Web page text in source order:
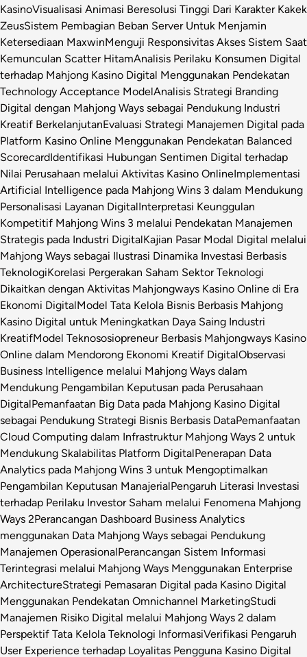
KasinoVisualisasi Animasi Beresolusi Tinggi Dari Karakter Kakek
ZeusSistem Pembagian Beban Server Untuk Menjamin
Ketersediaan MaxwinMenguji Responsivitas Akses Sistem Saat
Kemunculan Scatter HitamAnalisis Perilaku Konsumen Digital
terhadap Mahjong Kasino Digital Menggunakan Pendekatan
Technology Acceptance ModelAnalisis Strategi Branding
Digital dengan Mahjong Ways sebagai Pendukung Industri
Kreatif BerkelanjutanEvaluasi Strategi Manajemen Digital pada
Platform Kasino Online Menggunakan Pendekatan Balanced
ScorecardIdentifikasi Hubungan Sentimen Digital terhadap
Nilai Perusahaan melalui Aktivitas Kasino OnlineImplementasi
Artificial Intelligence pada Mahjong Wins 3 dalam Mendukung
Personalisasi Layanan DigitalInterpretasi Keunggulan
Kompetitif Mahjong Wins 3 melalui Pendekatan Manajemen
Strategis pada Industri DigitalKajian Pasar Modal Digital melalui
Mahjong Ways sebagai Ilustrasi Dinamika Investasi Berbasis
TeknologiKorelasi Pergerakan Saham Sektor Teknologi
Dikaitkan dengan Aktivitas Mahjongways Kasino Online di Era
Ekonomi DigitalModel Tata Kelola Bisnis Berbasis Mahjong
Kasino Digital untuk Meningkatkan Daya Saing Industri
KreatifModel Teknososiopreneur Berbasis Mahjongways Kasino
Online dalam Mendorong Ekonomi Kreatif DigitalObservasi
Business Intelligence melalui Mahjong Ways dalam
Mendukung Pengambilan Keputusan pada Perusahaan
DigitalPemanfaatan Big Data pada Mahjong Kasino Digital
sebagai Pendukung Strategi Bisnis Berbasis DataPemanfaatan
Cloud Computing dalam Infrastruktur Mahjong Ways 2 untuk
Mendukung Skalabilitas Platform DigitalPenerapan Data
Analytics pada Mahjong Wins 3 untuk Mengoptimalkan
Pengambilan Keputusan ManajerialPengaruh Literasi Investasi
terhadap Perilaku Investor Saham melalui Fenomena Mahjong
Ways 2Perancangan Dashboard Business Analytics
menggunakan Data Mahjong Ways sebagai Pendukung
Manajemen OperasionalPerancangan Sistem Informasi
Terintegrasi melalui Mahjong Ways Menggunakan Enterprise
ArchitectureStrategi Pemasaran Digital pada Kasino Digital
Menggunakan Pendekatan Omnichannel MarketingStudi
Manajemen Risiko Digital melalui Mahjong Ways 2 dalam
Perspektif Tata Kelola Teknologi InformasiVerifikasi Pengaruh
User Experience terhadap Loyalitas Pengguna Kasino Digital